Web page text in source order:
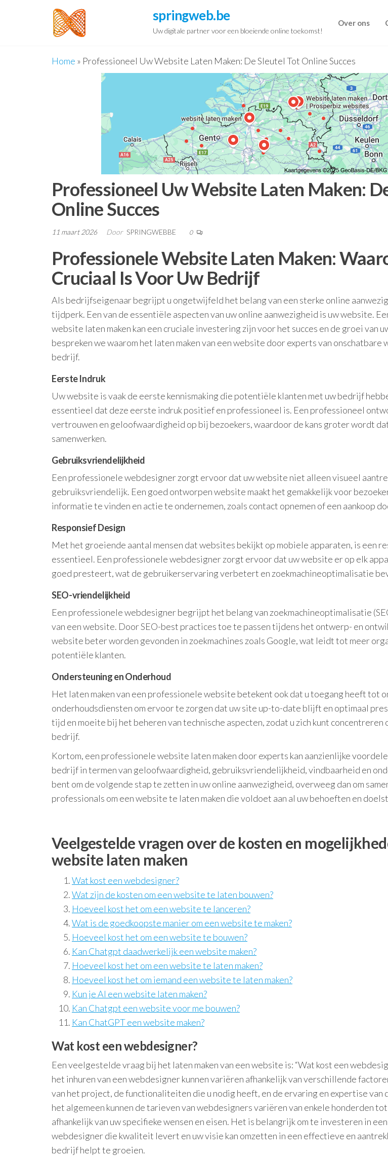
springweb.be
Uw digitale partner voor een bloeiende online toekomst!
Over ons
Home » Professioneel Uw Website Laten Maken: De Sleutel Tot Online Succes
Professioneel Uw Website Laten Maken:
Online Succes
11 maart 2026 Door SPRINGWEBBE 0
Professionele Website Laten Maken:
Cruciaal Is Voor Uw Bedrijf
Als bedrijfseigenaar begrijpt u ongetwijfeld het belang van een sterke online
tijdperk. Een van de essentiële aspecten van uw online aanwezigheid is uw website.
website laten maken kan een cruciale investering zijn voor het succes en de groei van
bespreken we waarom het laten maken van een website door experts van onschatbare
bedrijf.
Eerste Indruk
Uw website is vaak de eerste kennismaking die potentiële klanten met uw bedrijf
essentieel dat deze eerste indruk positief en professioneel is. Een professioneel
vertrouwen en geloofwaardigheid op bij bezoekers, waardoor de kans groter wordt
samenwerken.
Gebruiksvriendelijkheid
Een professionele webdesigner zorgt ervoor dat uw website niet alleen visueel
gebruiksvriendelijk. Een goed ontworpen website maakt het gemakkelijk voor
informatie te vinden en actie te ondernemen, zoals contact opnemen of een aankoop
Responsief Design
Met het groeiende aantal mensen dat websites bekijkt op mobiele apparaten, is een
essentieel. Een professionele webdesigner zorgt ervoor dat uw website er op elk
goed presteert, wat de gebruikerservaring verbetert en zoekmachineoptimalisatie
SEO-vriendelijkheid
Een professionele webdesigner begrijpt het belang van zoekmachineoptimalisatie
van een website. Door SEO-best practices toe te passen tijdens het ontwerp- en
website beter worden gevonden in zoekmachines zoals Google, wat leidt tot meer
potentiële klanten.
Ondersteuning en Onderhoud
Het laten maken van een professionele website betekent ook dat u toegang heeft tot
onderhoudsdiensten om ervoor te zorgen dat uw site up-to-date blijft en optimaal
tijd en moeite bij het beheren van technische aspecten, zodat u zich kunt concentreren
bedrijf.
Kortom, een professionele website laten maken door experts kan aanzienlijke
bedrijf in termen van geloofwaardigheid, gebruiksvriendelijkheid, vindbaarheid en
bent om de volgende stap te zetten in uw online aanwezigheid, overweeg dan om
professionals om een ​​website te laten maken die voldoet aan al uw behoeften en
Veelgestelde vragen over de kosten en
website laten maken
Wat kost een webdesigner?
Wat zijn de kosten om een website te laten bouwen?
Hoeveel kost het om een website te lanceren?
Wat is de goedkoopste manier om een website te maken?
Hoeveel kost het om een ​​website te bouwen?
Kan Chatgpt daadwerkelijk een website maken?
Hoeveel kost het om een ​​website te laten maken?
Hoeveel kost het om iemand een website te laten maken?
Kun je AI een website laten maken?
Kan Chatgpt een website voor me bouwen?
Kan ChatGPT een website maken?
Wat kost een webdesigner?
Een veelgestelde vraag bij het laten maken van een website is: “Wat kost een
het inhuren van een webdesigner kunnen variëren afhankelijk van verschillende
van het project, de functionaliteiten die u nodig heeft, en de ervaring en expertise van
het algemeen kunnen de tarieven van webdesigners variëren van enkele honderden tot
afhankelijk van uw specifieke wensen en eisen. Het is belangrijk om te investeren in
webdesigner die kwaliteit levert en uw visie kan omzetten in een effectieve en
bedrijf helpt te groeien.